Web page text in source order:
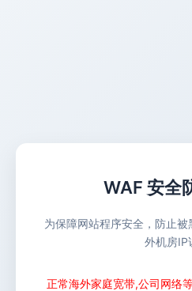
WAF 安全
为保障网站程序安全，防止
外机房IP
正常海外家庭宽带,公司网络